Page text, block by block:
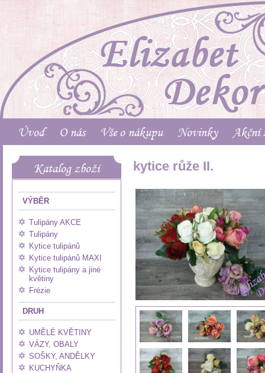
Úvod O nás Vše o nákupu Novinky Akční
Katalog zboží
VÝBĚR
Tulipány AKCE
Tulipány
Kytice tulipánů
Kytice tulipánů MAXI
Kytice tulipány a jiné
květiny
Frézie
DRUH
UMĚLÉ KVĚTINY
VÁZY, OBALY
SOŠKY, ANDĚLKY
KUCHYŇKA
kytice růže II.